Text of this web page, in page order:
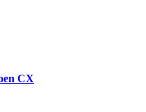
CX